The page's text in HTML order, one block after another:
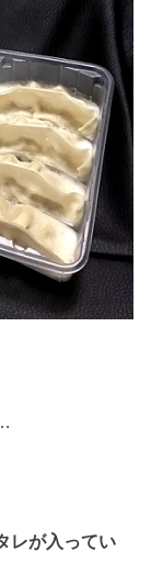
レが入ってい